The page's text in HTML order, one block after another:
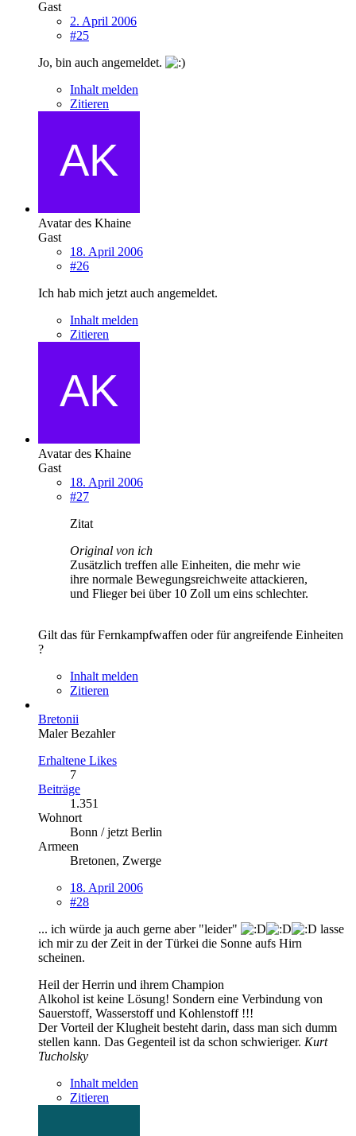
Gast
2. April 2006
#25
Jo, bin auch angemeldet.
Inhalt melden
Zitieren
Avatar des Khaine
Gast
18. April 2006
#26
Ich hab mich jetzt auch angemeldet.
Inhalt melden
Zitieren
Avatar des Khaine
Gast
18. April 2006
#27
Zitat
Original von ich
Zusätzlich treffen alle Einheiten, die mehr wie
ihre normale Bewegungsreichweite attackieren,
und Flieger bei über 10 Zoll um eins schlechter.
Gilt das für Fernkampfwaffen oder für angreifende Einheiten
?
Inhalt melden
Zitieren
Bretonii
Maler Bezahler
Erhaltene Likes
7
Beiträge
1.351
Wohnort
Bonn / jetzt Berlin
Armeen
Bretonen, Zwerge
18. April 2006
#28
... ich würde ja auch gerne aber "leider"
lasse
ich mir zu der Zeit in der Türkei die Sonne aufs Hirn
scheinen.
Heil der Herrin und ihrem Champion
Alkohol ist keine Lösung! Sondern eine Verbindung von
Sauerstoff, Wasserstoff und Kohlenstoff !!!
Der Vorteil der Klugheit besteht darin, dass man sich dumm
stellen kann. Das Gegenteil ist da schon schwieriger. Kurt
Tucholsky
Inhalt melden
Zitieren